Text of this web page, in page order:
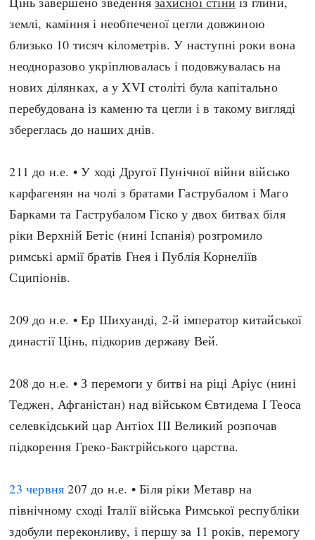
землі, каміння і необпеченої цегли довжиною
близько 10 тисяч кілометрів. У наступні роки вона
неодноразово укріплювалась і подовжувалась на
нових ділянках, а у XVI століті була капітально
перебудована із каменю та цегли і в такому вигляді
збереглась до наших днів.
211 до н.е. • У ході Другої Пунічної війни військо
карфагенян на чолі з братами Гаструбалом і Маго
Барками та Гаструбалом Гіско у двох битвах біля
ріки Верхній Бетіс (нині Іспанія) розгромило
римські армії братів Гнея і Публія Корнеліїв
Сципіонів.
209 до н.е. • Ер Шихуанді, 2-й імператор китайської
династії Цінь, підкорив державу Вей.
208 до н.е. • З перемоги у битві на ріці Аріус (нині
Теджен, Афганістан) над військом Євтидема I Теоса
селевкідський цар Антіох III Великий розпочав
підкорення Греко-Бактрійського царства.
23 червня 207 до н.е. • Біля ріки Метавр на
північному сході Італії війська Римської республіки
здобули переконливу, і першу за 11 років, перемогу